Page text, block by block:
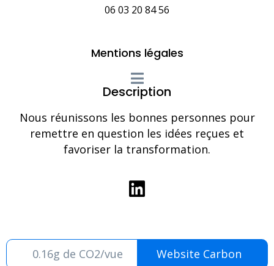
06 03 20 84 56
Mentions légales
Description
Nous réunissons les bonnes personnes pour
remettre en question les idées reçues et
favoriser la transformation.
0.16g de CO2/vue Website Carbon